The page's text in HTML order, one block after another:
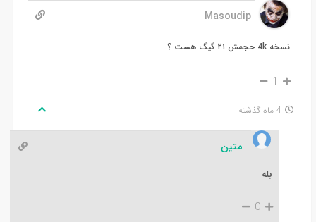
Masoudip
نسخه 4k حجمش ۲۱ گیگ هست ؟
1
4 ماه گذشته
متین
بله
0